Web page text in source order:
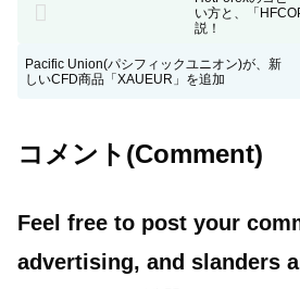
い方と、「
説！
Pacific Union(パシフィックユニオン)が、新
しいCFD商品「XAUEUR」を追加
コメント(Comment)
Feel free to post your
advertising, and slanders